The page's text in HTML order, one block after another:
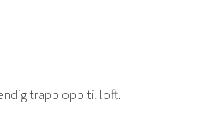
trapp opp til loft.